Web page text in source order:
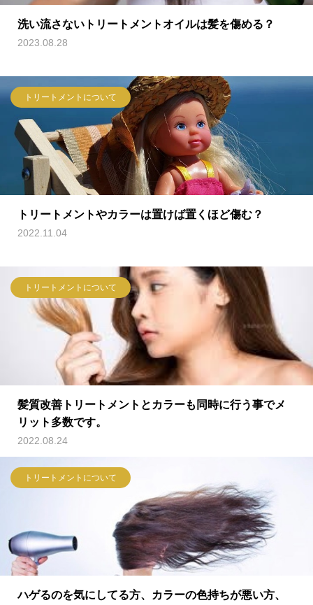
洗い流さないトリートメントオイルは髪を傷める？
2023.08.28
トリートメントについて
トリートメントやカラーは置けば置くほど傷む？
2022.11.04
トリートメントについて
髪質改善トリートメントとカラーも同時に行う事でメ
リット多数です。
2022.08.24
トリートメントについて
ハゲるのを気にしてる方、カラーの色持ちが悪い方、